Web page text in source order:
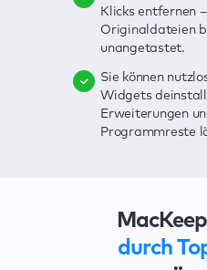
Klicks entfernen
Originaldateien
unangetastet.
Sie können
Widgets
Erweiterungen
Programmreste
Daten im Auge
Sie sofort
Mit VPN können
Verbindung
Surfaktivitäten
Hackern
Die
der
Mit wenigen
Probleme
durch